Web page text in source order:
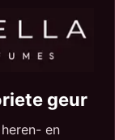
geur
en